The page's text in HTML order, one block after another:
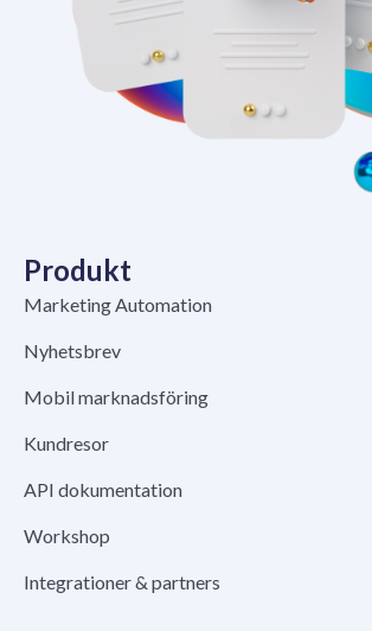
Produkt
Marketing Automation
Nyhetsbrev
Mobil marknadsföring
Kundresor
API dokumentation
Workshop
Integrationer & partners